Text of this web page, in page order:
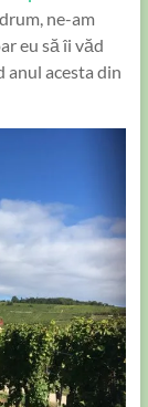
ne-am
eu să îi văd
anul acesta din